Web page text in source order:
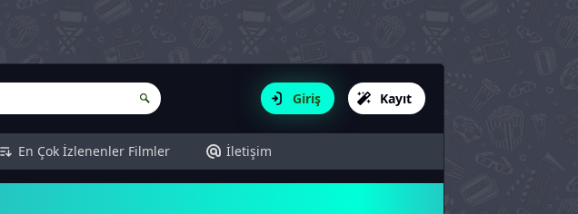
Giriş Kayıt
En Çok İzlenenler Filmler İletişim